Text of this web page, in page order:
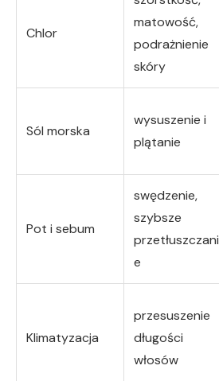
Chlor
matowość,
podrażnienie
skóry
Sól morska
wysuszenie i
plątanie
Pot i sebum
swędzenie,
szybsze
przetłuszczani
e
Klimatyzacja
przesuszenie
długości
włosów